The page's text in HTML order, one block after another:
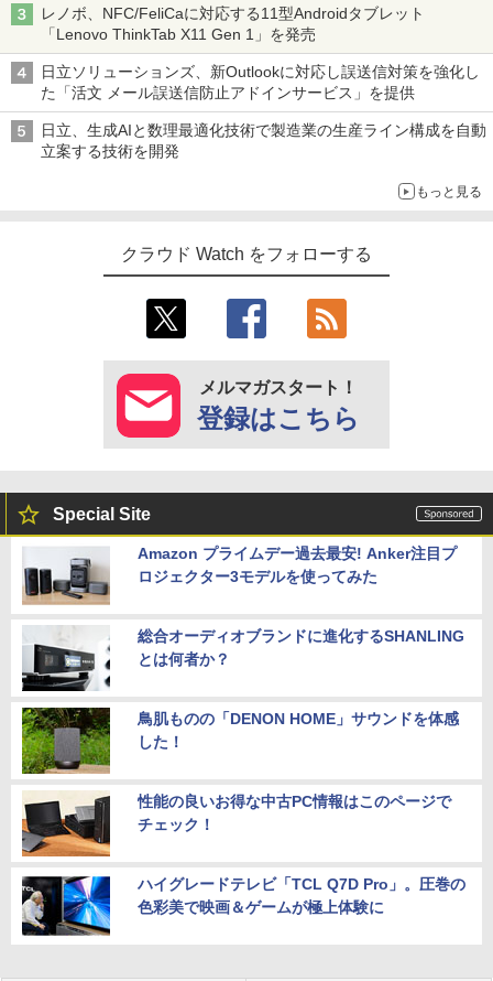
レノボ、NFC/FeliCaに対応する11型Androidタブレット
「Lenovo ThinkTab X11 Gen 1」を発売
日立ソリューションズ、新Outlookに対応し誤送信対策を強化し
た「活文 メール誤送信防止アドインサービス」を提供
日立、生成AIと数理最適化技術で製造業の生産ライン構成を自動
立案する技術を開発
もっと見る
クラウド Watch をフォローする
メルマガスタート！
登録はこちら
Special Site
Amazon プライムデー過去最安! Anker注目プ
ロジェクター3モデルを使ってみた
総合オーディオブランドに進化するSHANLING
とは何者か？
鳥肌ものの「DENON HOME」サウンドを体感
した！
性能の良いお得な中古PC情報はこのページで
チェック！
ハイグレードテレビ「TCL Q7D Pro」。圧巻の
色彩美で映画＆ゲームが極上体験に